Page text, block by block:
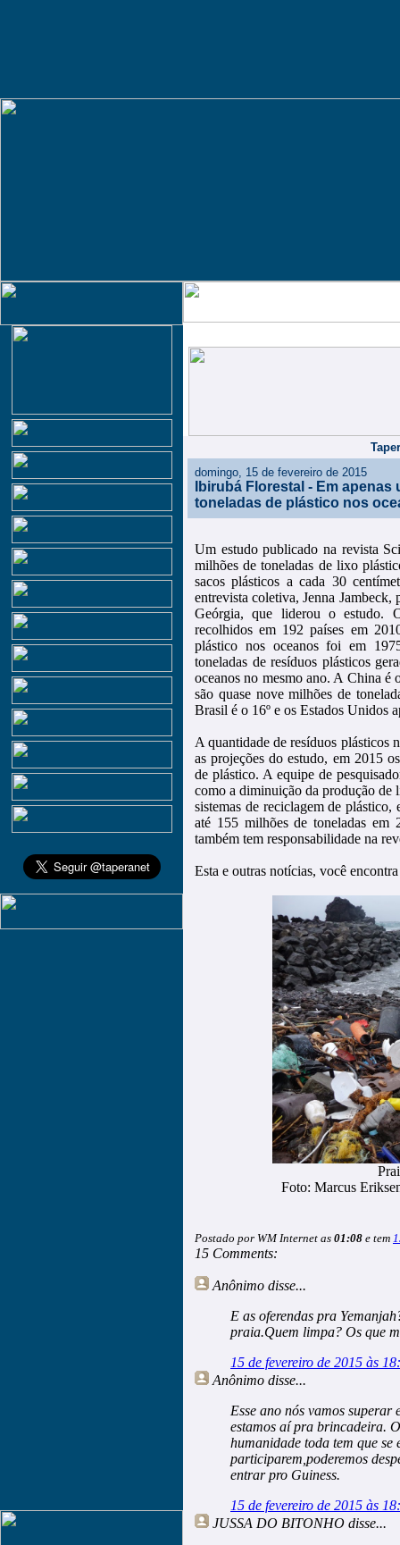
domingo, 15 de fevereiro de 2015
Ibirubá Florestal - Em
toneladas de plástico nos
Um estudo publicado na revista
milhões de toneladas de lixo
sacos plásticos a cada 30
entrevista coletiva, Jenna Jambeck,
Geórgia, que liderou o estudo.
recolhidos em 192 países em
plástico nos oceanos foi em
toneladas de resíduos plásticos
oceanos no mesmo ano. A China é
são quase nove milhões de
Brasil é o 16º e os Estados Unidos
A quantidade de resíduos plásticos
as projeções do estudo, em 2015
de plástico. A equipe de
como a diminuição da produção de
sistemas de reciclagem de
até 155 milhões de toneladas
também tem responsabilidade na
Esta e outras notícias, você
Foto: Marcus
Postado por WM Internet as 01:08 e tem
15 Comments:
Anônimo disse...
E as oferendas pra
praia.Quem limpa? Os que
15 de fevereiro de 2015 às
Anônimo disse...
Esse ano nós vamos
estamos aí pra brincadeira.
humanidade toda tem que se
participarem,poderemos
entrar pro Guiness.
15 de fevereiro de 2015 às
JUSSA DO BITONHO disse...